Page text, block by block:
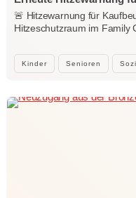
Kinder Senioren
🚨 Hitzewarnung für
Hitzeschutzraum im Family